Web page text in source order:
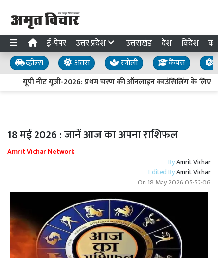
ई-पेपर उत्तर प्रदेश उत्तराखंड देश विदेश
व्हील्स अंतस रंगोली कैंपस
यूपी नीट यूजी-2026: प्रथम चरण की ऑनलाइन काउंसिलिंग के लिए
18 मई 2026 : जानें आज का अपना राशिफल
Amrit Vichar Network
ByAmrit Vichar
Edited ByAmrit Vichar
On 18 May 2026 05:52:06